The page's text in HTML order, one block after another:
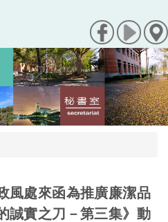
風處來函為推廣廉潔品
誠實之刀－第三集》動